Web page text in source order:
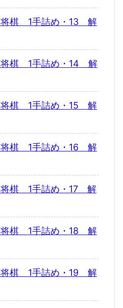
将棋 1手詰め・13 解
将棋 1手詰め・14 解
将棋 1手詰め・15 解
将棋 1手詰め・16 解
将棋 1手詰め・17 解
将棋 1手詰め・18 解
将棋 1手詰め・19 解